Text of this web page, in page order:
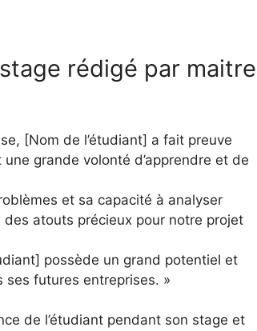
rédigé par maitre
[Nom de l’étudiant] a fait preuve
grande volonté d’apprendre et de
et sa capacité à analyser
atouts précieux pour notre projet
possède un grand potentiel et
ses futures entreprises. »
de l’étudiant pendant son stage et